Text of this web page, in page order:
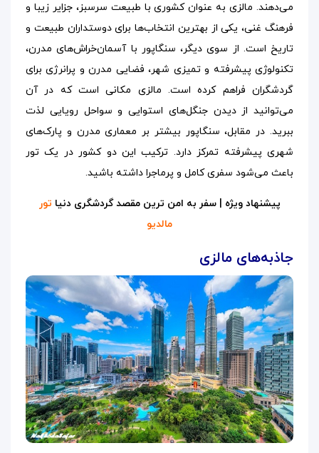
می‌دهند. مالزی به عنوان کشوری با طبیعت سرسبز، جزایر زیبا و
فرهنگ غنی، یکی از بهترین انتخاب‌ها برای دوستداران طبیعت و
تاریخ است. از سوی دیگر، سنگاپور با آسمان‌خراش‌های مدرن،
تکنولوژی پیشرفته و تمیزی شهر، فضایی مدرن و پرانرژی برای
گردشگران فراهم کرده است. مالزی مکانی است که در آن
می‌توانید از دیدن جنگل‌های استوایی و سواحل رویایی لذت
ببرید. در مقابل، سنگاپور بیشتر بر معماری مدرن و پارک‌های
شهری پیشرفته تمرکز دارد. ترکیب این دو کشور در یک تور
باعث می‌شود سفری کامل و پرماجرا داشته باشید.
پیشنهاد ویژه | سفر به امن ترین مقصد گردشگری دنیا تور
مالدیو
جاذبه‌های مالزی